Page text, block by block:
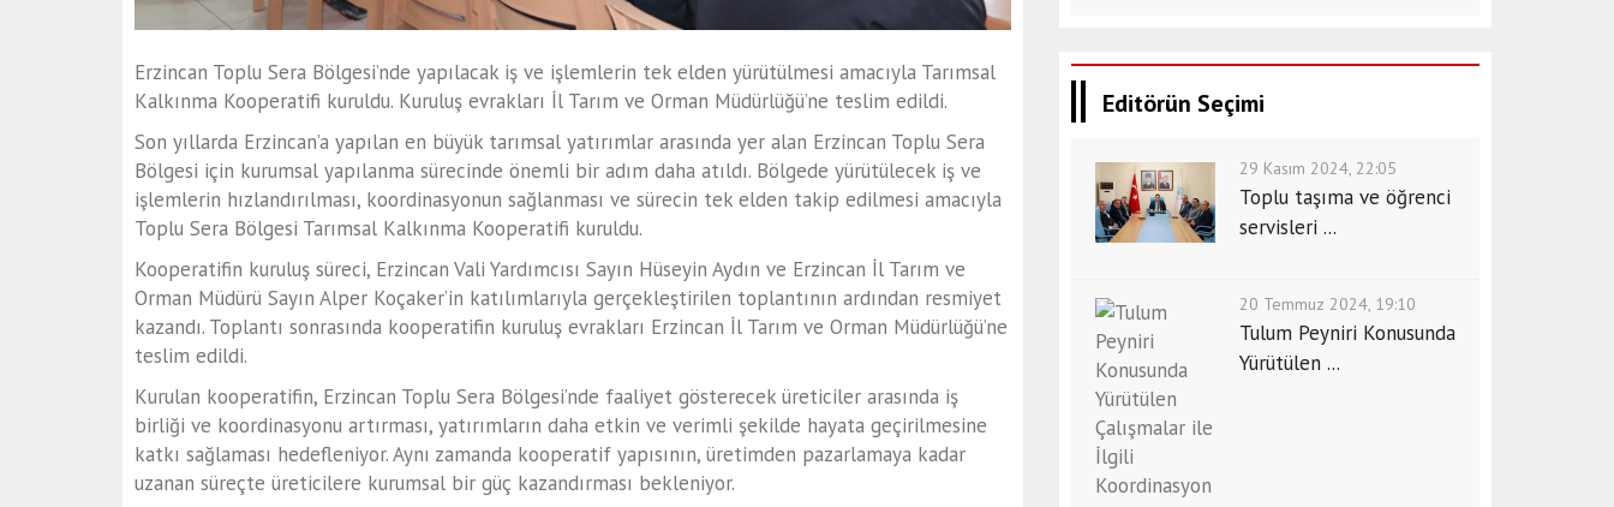
Erzincan Toplu Sera Bölgesi’nde yapılacak iş ve işlemlerin tek elden yürütülmesi amacıyla Tarımsal
Kalkınma Kooperatifi kuruldu. Kuruluş evrakları İl Tarım ve Orman Müdürlüğü’ne teslim edildi.
Son yıllarda Erzincan’a yapılan en büyük tarımsal yatırımlar arasında yer alan Erzincan Toplu Sera
Bölgesi için kurumsal yapılanma sürecinde önemli bir adım daha atıldı. Bölgede yürütülecek iş ve
işlemlerin hızlandırılması, koordinasyonun sağlanması ve sürecin tek elden takip edilmesi amacıyla
Toplu Sera Bölgesi Tarımsal Kalkınma Kooperatifi kuruldu.
Kooperatifin kuruluş süreci, Erzincan Vali Yardımcısı Sayın Hüseyin Aydın ve Erzincan İl Tarım ve
Orman Müdürü Sayın Alper Koçaker’in katılımlarıyla gerçekleştirilen toplantının ardından resmiyet
kazandı. Toplantı sonrasında kooperatifin kuruluş evrakları Erzincan İl Tarım ve Orman Müdürlüğü’ne
teslim edildi.
Kurulan kooperatifin, Erzincan Toplu Sera Bölgesi’nde faaliyet gösterecek üreticiler arasında iş
birliği ve koordinasyonu artırması, yatırımların daha etkin ve verimli şekilde hayata geçirilmesine
katkı sağlaması hedefleniyor. Aynı zamanda kooperatif yapısının, üretimden pazarlamaya kadar
uzanan süreçte üreticilere kurumsal bir güç kazandırması bekleniyor.
Editörün Seçimi
29 Kasım 2024, 22:05
Toplu taşıma ve öğrenci
servisleri ...
20 Temmuz 2024, 19:10
Tulum Peyniri Konusunda
Yürütülen ...